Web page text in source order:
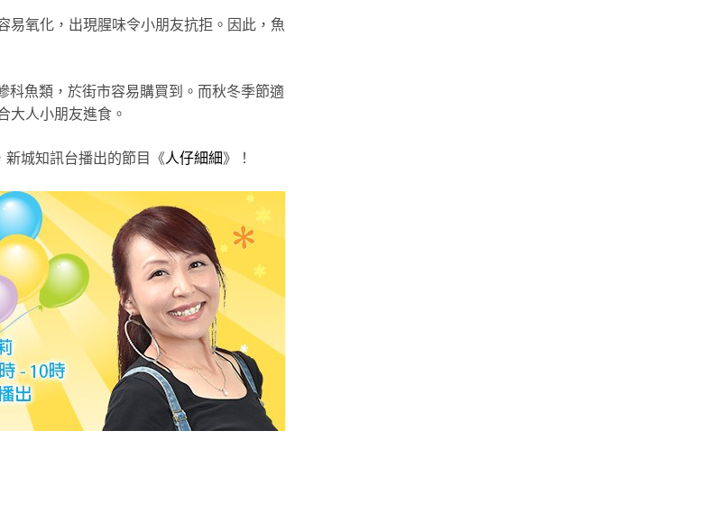
易氧化，出現腥味令小朋友抗拒。因此，魚
科魚類，於街市容易購買到。而秋冬季節適
大人小朋友進食。
城知訊台播出的節目《人仔細細》！